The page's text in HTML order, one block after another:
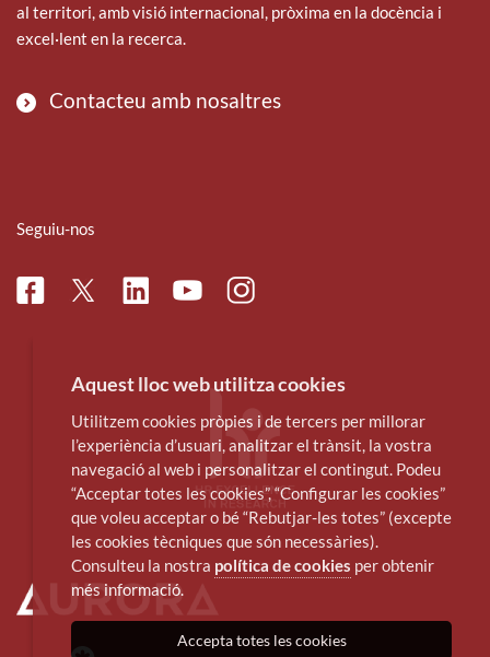
al territori, amb visió internacional, pròxima en la docència i
excel·lent en la recerca.
Contacteu amb nosaltres
Seguiu-nos
FacebookTwitterLinkedinYoutubeInstagram
Aquest lloc web utilitza cookies
Utilitzem cookies pròpies i de tercers per millorar
l’experiència d’usuari, analitzar el trànsit, la vostra
navegació al web i personalitzar el contingut. Podeu
“Acceptar totes les cookies”, “Configurar les cookies”
que voleu acceptar o bé “Rebutjar-les totes” (excepte
les cookies tècniques que són necessàries).
Consulteu la nostra política de cookies per obtenir
més informació.
Accepta totes les cookies